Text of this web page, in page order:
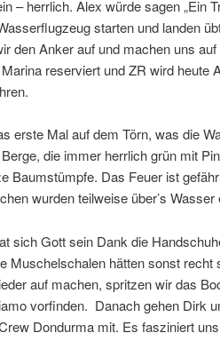
– herrlich. Alex würde sagen „Ein
starten und landen
den Anker auf und machen uns auf
reserviert und ZR wird heute
erste Mal auf dem Törn, was die
die immer herrlich grün mit
Baumstümpfe. Das Feuer ist
wurden teilweise über’s Wasser
sich Gott sein Dank die
Muschelschalen hätten sonst recht
auf machen, spritzen wir das
vorfinden. Danach gehen Dirk
Dondurma mit. Es fasziniert